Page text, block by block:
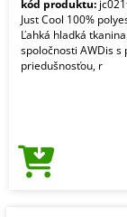
kód produktu:
Just Cool 100%
Ľahká hladká
spoločnosti AWDis s
priedušnosťou, r